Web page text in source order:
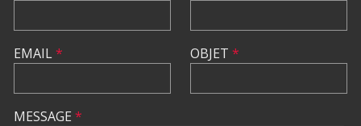
EMAIL* OBJET *
MESSAGE *